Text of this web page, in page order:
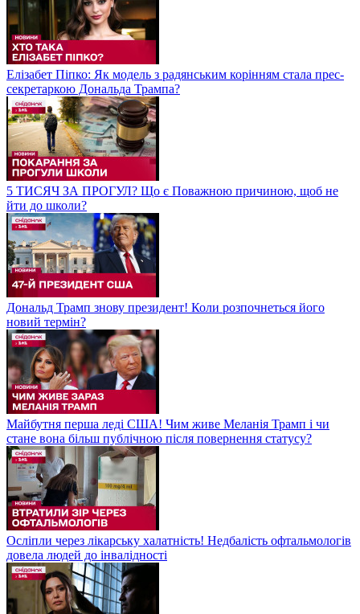
Елізабет Піпко: Як модель з радянським корінням стала прес-
секретаркою Дональда Трампа?
5 ТИСЯЧ ЗА ПРОГУЛ? Що є Поважною причиною, щоб не
йти до школи?
Дональд Трамп знову президент! Коли розпочнеться його
новий термін?
Майбутня перша леді США! Чим живе Меланія Трамп і чи
стане вона більш публічною після повернення статусу?
Осліпли через лікарську халатність! Недбалість офтальмологів
довела людей до інвалідності